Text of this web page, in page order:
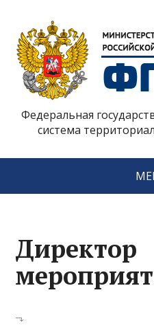
Федеральная
система
Директор